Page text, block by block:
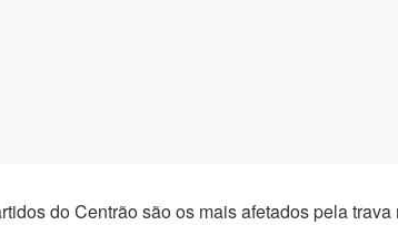
do Centrão são os mais afetados pela